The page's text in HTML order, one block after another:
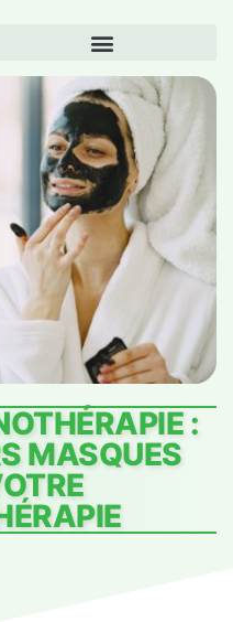
:
MASQUES